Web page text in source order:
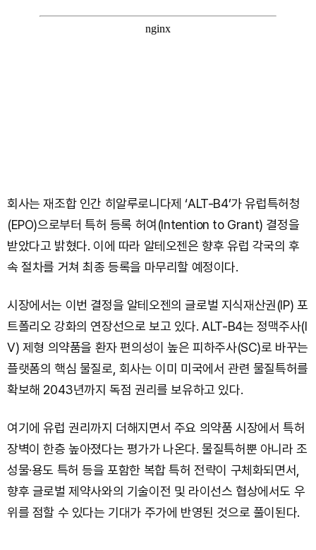
회사는 재조합 인간 히알루로니다제 ‘ALT-B4’가 유럽특허청
(EPO)으로부터 특허 등록 허여(Intention to Grant) 결정을
받았다고 밝혔다. 이에 따라 알테오젠은 향후 유럽 각국의 후
속 절차를 거쳐 최종 등록을 마무리할 예정이다.
시장에서는 이번 결정을 알테오젠의 글로벌 지식재산권(IP) 포
트폴리오 강화의 연장선으로 보고 있다. ALT-B4는 정맥주사(I
V) 제형 의약품을 환자 편의성이 높은 피하주사(SC)로 바꾸는
플랫폼의 핵심 물질로, 회사는 이미 미국에서 관련 물질특허를
확보해 2043년까지 독점 권리를 보유하고 있다.
여기에 유럽 권리까지 더해지면서 주요 의약품 시장에서 특허
장벽이 한층 높아졌다는 평가가 나온다. 물질특허뿐 아니라 조
성물·용도 특허 등을 포함한 복합 특허 전략이 구체화되면서,
향후 글로벌 제약사와의 기술이전 및 라이선스 협상에서도 우
위를 점할 수 있다는 기대가 주가에 반영된 것으로 풀이된다.